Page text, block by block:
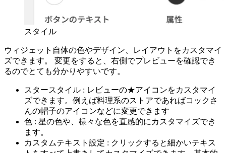
スタイル
ウィジェット自体の色やデザイン、レイアウトをカスタマイ
ズできます。 変更をすると、右側でプレビューを確認でき
るのでとても分かりやすいです。
スタースタイル : レビューの★アイコンをカスタマイ
ズできます。例えば料理系のストアであればコックさ
んの帽子のアイコンなどに変更できます
色 : 星の色や、様々な色を直感的にカスタマイズでき
ます。
カスタムテキスト設定 : クリックすると細かいテキス